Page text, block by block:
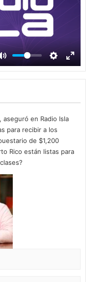
aseguró en Radio Isla
para recibir a los
de $1,200
Rico están listas para